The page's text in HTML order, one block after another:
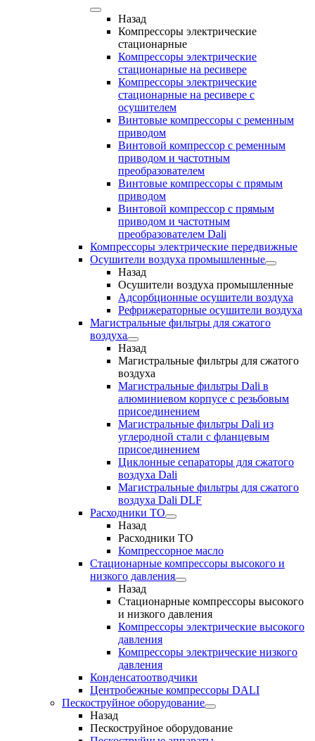
Назад
Компрессоры электрические
стационарные
Компрессоры электрические
стационарные на ресивере
Компрессоры электрические
стационарные на ресивере с
осушителем
Винтовые компрессоры с ременным
приводом
Винтовой компрессор с ременным
приводом и частотным
преобразователем
Винтовые компрессоры с прямым
приводом
Винтовой компрессор с прямым
приводом и частотным
преобразователем Dali
Компрессоры электрические передвижные
Осушители воздуха промышленные
Назад
Осушители воздуха промышленные
Адсорбционные осушители воздуха
Рефрижераторные осушители воздуха
Магистральные фильтры для сжатого
воздуха
Назад
Магистральные фильтры для сжатого
воздуха
Магистральные фильтры Dali в
алюминиевом корпусе с резьбовым
присоединением
Магистральные фильтры Dali из
углеродной стали с фланцевым
присоединением
Циклонные сепараторы для сжатого
воздуха Dali
Магистральные фильтры для сжатого
воздуха Dali DLF
Расходники ТО
Назад
Расходники ТО
Компрессорное масло
Стационарные компрессоры высокого и
низкого давления
Назад
Стационарные компрессоры высокого
и низкого давления
Компрессоры электрические высокого
давления
Компрессоры электрические низкого
давления
Конденсатоотводчики
Центробежные компрессоры DALI
Пескоструйное оборудование
Назад
Пескоструйное оборудование